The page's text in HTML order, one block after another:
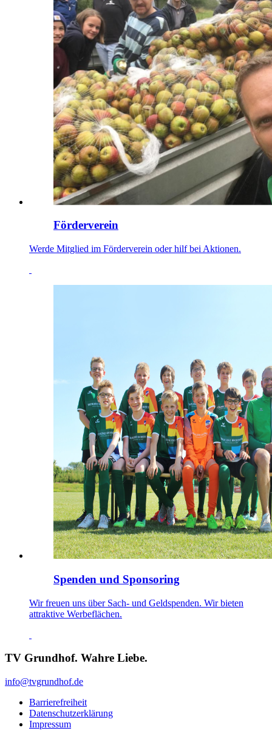
Förderverein
Werde Mitglied im Förderverein oder hilf bei Aktionen.
Spenden und Sponsoring
Wir freuen uns über Sach- und Geldspenden. Wir bieten
attraktive Werbeflächen.
TV Grundhof. Wahre Liebe.
info@tvgrundhof.de
Barrierefreiheit
Datenschutzerklärung
Impressum